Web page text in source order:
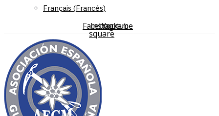
Français (Francés)
Facebook-
square
Instagram
Youtube